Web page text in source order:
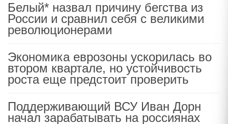
Белый* назвал причину бегства из
России и сравнил себя с великими
революционерами
Экономика еврозоны ускорилась во
втором квартале, но устойчивость
роста еще предстоит проверить
Поддерживающий ВСУ Иван Дорн
начал зарабатывать на россиянах